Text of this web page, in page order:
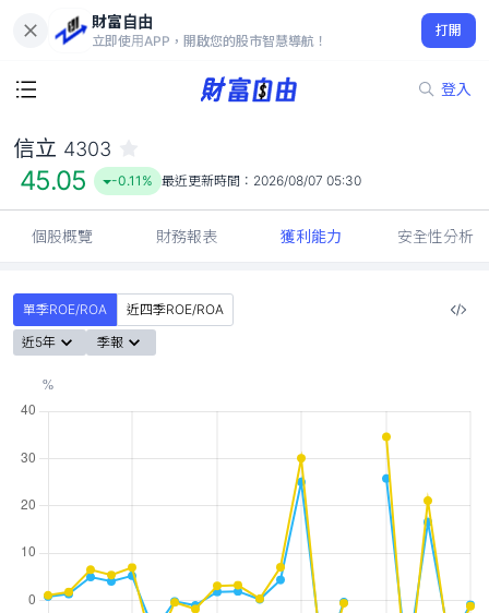
財富自由
立即使用APP，開啟您的股市智慧導航！
打開
登入
45.05
-0.11%
信立 4303
45.05 -0.11% 最近更新時間： 2026/08/07 05:30
個股概覽 財務報表 獲利能力 安全性分析
單季ROE/ROA
近四季ROE/ROA
近5年
季報